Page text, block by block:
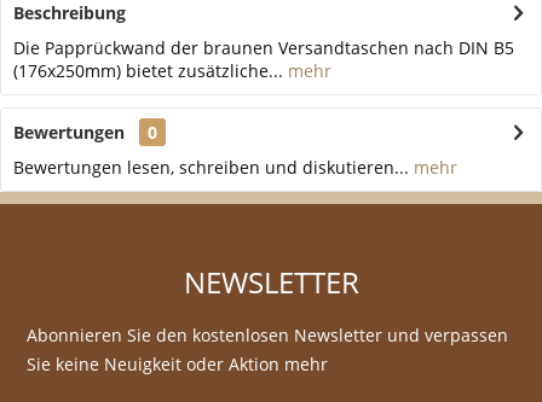
Beschreibung
Die Papprückwand der braunen Versandtaschen nach DIN B5
(176x250mm) bietet zusätzliche... mehr
Bewertungen
0
Bewertungen lesen, schreiben und diskutieren... mehr
NEWSLETTER
Abonnieren Sie den kostenlosen Newsletter und verpassen
Sie keine Neuigkeit oder Aktion mehr